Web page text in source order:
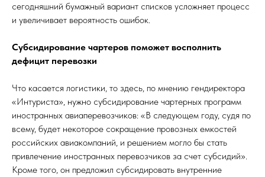
сегодняшний бумажный вариант списков усложняет процесс
и увеличивает вероятность ошибок.
Субсидирование чартеров поможет восполнить
дефицит перевозки
Что касается логистики, то здесь, по мнению гендиректора
«Интуриста», нужно субсидирование чартерных программ
иностранных авиаперевозчиков: «В следующем году, судя по
всему, будет некоторое сокращение провозных емкостей
российских авиакомпаний, и решением могло бы стать
привлечение иностранных перевозчиков за счет субсидий».
Кроме того, он предложил субсидировать внутренние